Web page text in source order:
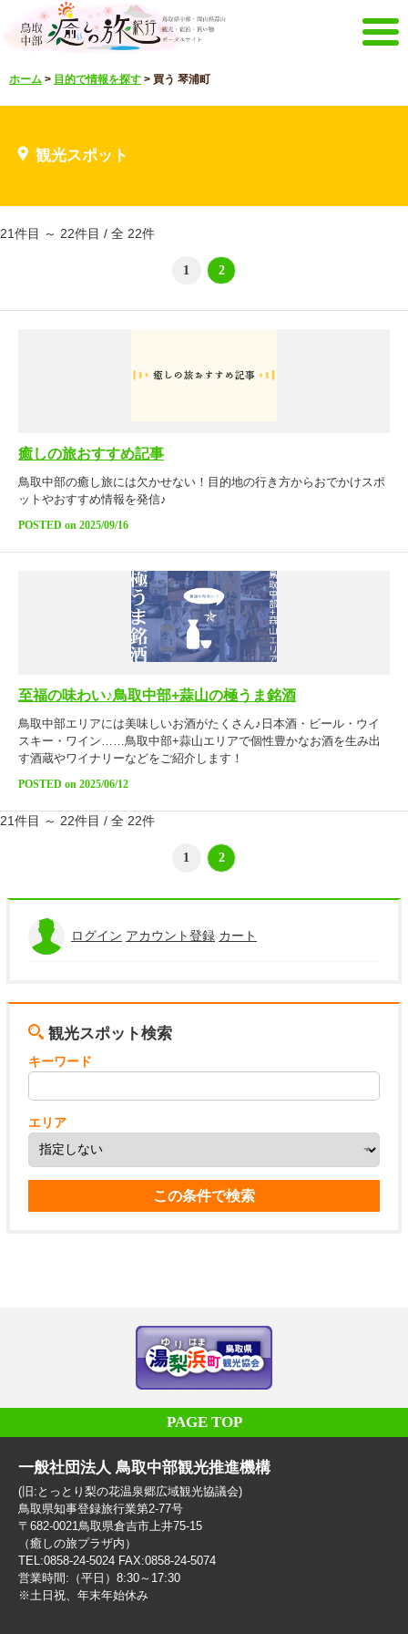
ホーム
見どころ映像
メルマガ&パンフレット
パンフレット
ホーム > 目的で情報を探す > 買う 琴浦町
観光スポット
21件目 ～ 22件目 / 全 22件
1 2
癒しの旅おすすめ記事
鳥取中部の癒し旅には欠かせない！目的地の行き方からおでかけスポ
ットやおすすめ情報を発信♪
POSTED on 2025/09/16
至福の味わい♪鳥取中部+蒜山の極うま銘酒
鳥取中部エリアには美味しいお酒がたくさん♪日本酒・ビール・ウイ
スキー・ワイン……鳥取中部+蒜山エリアで個性豊かなお酒を生み出
す酒蔵やワイナリーなどをご紹介します！
POSTED on 2025/06/12
21件目 ～ 22件目 / 全 22件
1 2
ログイン アカウント登録 カート
観光スポット検索
キーワード
エリア
PAGE TOP
一般社団法人 鳥取中部観光推進機構
(旧:とっとり梨の花温泉郷広域観光協議会)
鳥取県知事登録旅行業第2-77号
〒682-0021鳥取県倉吉市上井75-15
（癒しの旅プラザ内）
TEL:0858-24-5024 FAX:0858-24-5074
営業時間:（平日）8:30～17:30
※土日祝、年末年始休み